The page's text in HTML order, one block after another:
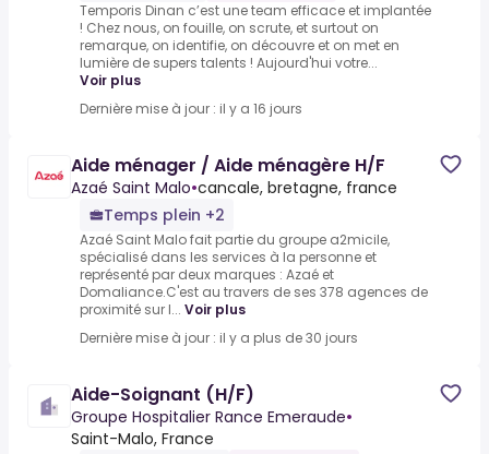
Temporis Dinan c’est une team efficace et implantée
! Chez nous, on fouille, on scrute, et surtout on
remarque, on identifie, on découvre et on met en
lumière de supers talents ! Aujourd'hui votre...
Voir plus
Dernière mise à jour : il y a 16 jours
Aide ménager / Aide ménagère H/F
Azaé Saint Malo•cancale, bretagne, france
Temps plein +2
Azaé Saint Malo fait partie du groupe a2micile,
spécialisé dans les services à la personne et
représenté par deux marques : Azaé et
Domaliance.C'est au travers de ses 378 agences de
proximité sur l... Voir plus
Dernière mise à jour : il y a plus de 30 jours
Aide-Soignant (H/F)
Groupe Hospitalier Rance Emeraude•
Saint-Malo, France